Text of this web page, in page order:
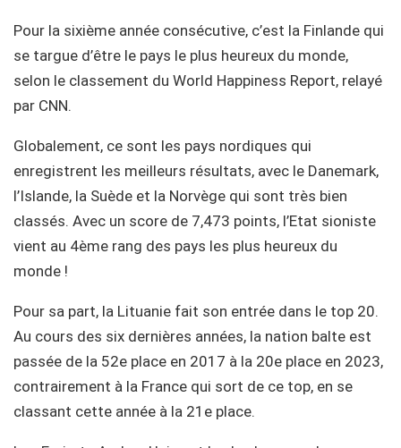
Pour la sixième année consécutive, c’est la Finlande qui
se targue d’être le pays le plus heureux du monde,
selon le classement du World Happiness Report, relayé
par CNN.
Globalement, ce sont les pays nordiques qui
enregistrent les meilleurs résultats, avec le Danemark,
l’Islande, la Suède et la Norvège qui sont très bien
classés. Avec un score de 7,473 points, l’Etat sioniste
vient au 4ème rang des pays les plus heureux du
monde !
Pour sa part, la Lituanie fait son entrée dans le top 20.
Au cours des six dernières années, la nation balte est
passée de la 52e place en 2017 à la 20e place en 2023,
contrairement à la France qui sort de ce top, en se
classant cette année à la 21e place.